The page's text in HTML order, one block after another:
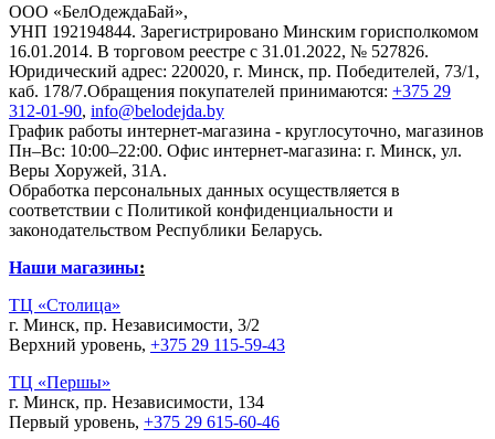
ООО «БелОдеждаБай»,
УНП 192194844. Зарегистрировано Минским горисполкомом
16.01.2014. В торговом реестре с 31.01.2022, № 527826.
Юридический адрес: 220020, г. Минск, пр. Победителей, 73/1,
каб. 178/7.Обращения покупателей принимаются: +375 29
312-01-90, info@belodejda.by
График работы интернет-магазина - круглосуточно, магазинов
Пн–Вс: 10:00–22:00. Офис интернет-магазина: г. Минск, ул.
Веры Хоружей, 31А.
Обработка персональных данных осуществляется в
соответствии с Политикой конфиденциальности и
законодательством Республики Беларусь.
Наши магазины:
ТЦ «Столица»
г. Минск, пр. Независимости, 3/2
Верхний уровень, +375 29 115-59-43
ТЦ «Першы»
г. Минск, пр. Независимости, 134
Первый уровень, +375 29 615-60-46